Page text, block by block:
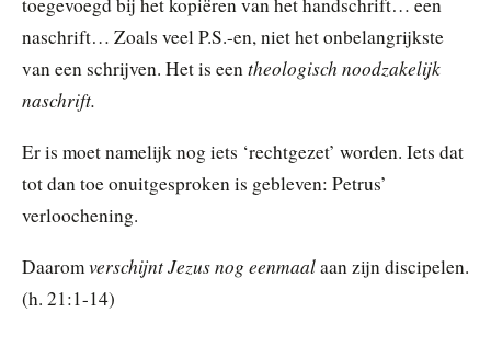
naschrift… Zoals veel P.S.-en, niet het onbelangrijkste
van een schrijven. Het is een theologisch noodzakelijk
naschrift.
Er is moet namelijk nog iets ‘rechtgezet’ worden. Iets dat
tot dan toe onuitgesproken is gebleven: Petrus’
verloochening.
Daaromverschijnt Jezus nog eenmaalaan zijn discipelen.
(h. 21:1-14)